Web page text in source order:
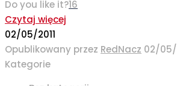
Do you like it?16
Czytaj więcej
02/05/2011
Opublikowany przez RedNacz 02/05/
Kategorie